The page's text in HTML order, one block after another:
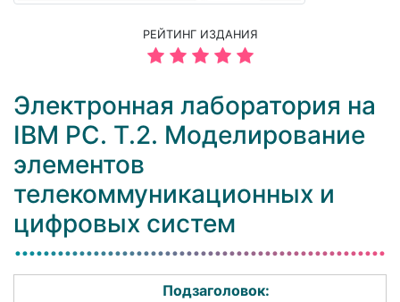
РЕЙТИНГ ИЗДАНИЯ
Электронная лаборатория на
IBM PC. Т.2. Моделирование
элементов
телекоммуникационных и
цифровых систем
Подзаголовок: